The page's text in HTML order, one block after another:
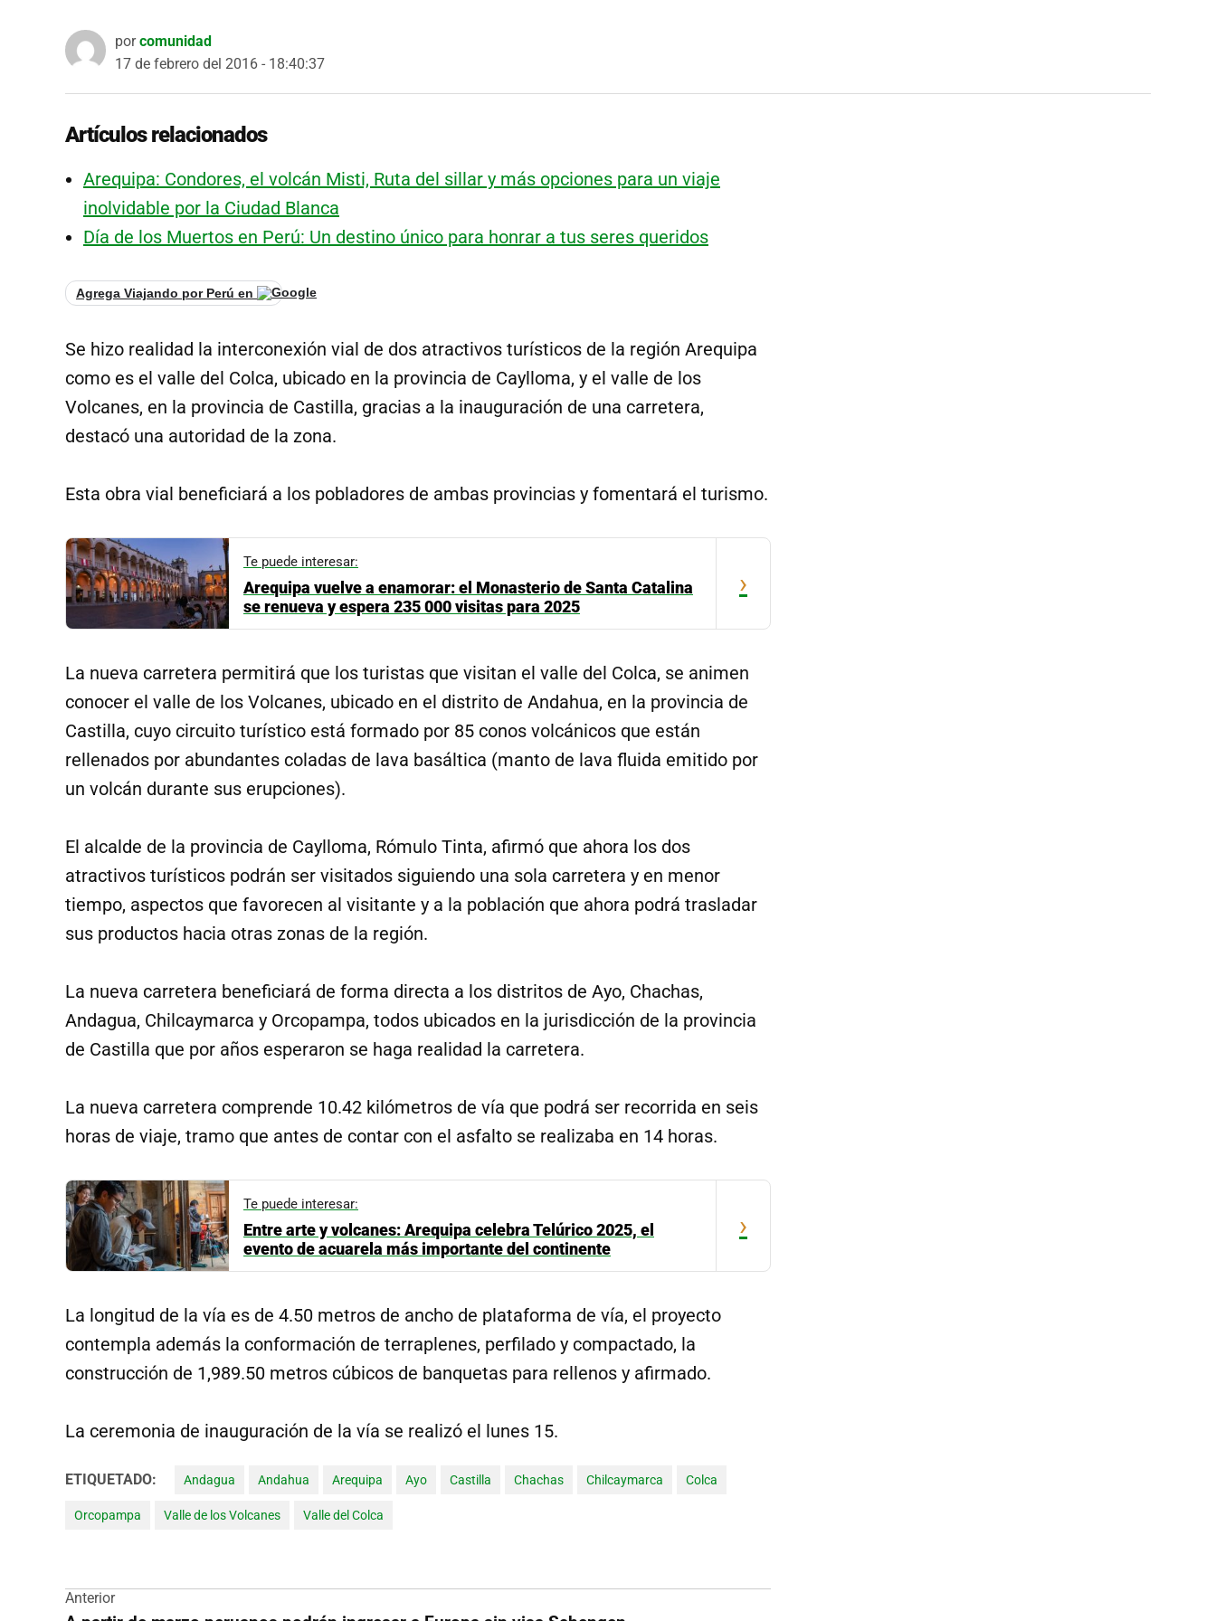
por comunidad
17 de febrero del 2016 - 18:40:37
Artículos relacionados
Arequipa: Condores, el volcán Misti, Ruta del sillar y más opciones para un viaje
inolvidable por la Ciudad Blanca
Día de los Muertos en Perú: Un destino único para honrar a tus seres queridos
Agrega Viajando por Perú en
Se hizo realidad la interconexión vial de dos atractivos turísticos de la región Arequipa
como es el valle del Colca, ubicado en la provincia de Caylloma, y el valle de los
Volcanes, en la provincia de Castilla, gracias a la inauguración de una carretera,
destacó una autoridad de la zona.
Esta obra vial beneficiará a los pobladores de ambas provincias y fomentará el turismo.
Te puede interesar:
Arequipa vuelve a enamorar: el Monasterio de Santa Catalina
se renueva y espera 235 000 visitas para 2025
›
La nueva carretera permitirá que los turistas que visitan el valle del Colca, se animen
conocer el valle de los Volcanes, ubicado en el distrito de Andahua, en la provincia de
Castilla, cuyo circuito turístico está formado por 85 conos volcánicos que están
rellenados por abundantes coladas de lava basáltica (manto de lava fluida emitido por
un volcán durante sus erupciones).
El alcalde de la provincia de Caylloma, Rómulo Tinta, afirmó que ahora los dos
atractivos turísticos podrán ser visitados siguiendo una sola carretera y en menor
tiempo, aspectos que favorecen al visitante y a la población que ahora podrá trasladar
sus productos hacia otras zonas de la región.
La nueva carretera beneficiará de forma directa a los distritos de Ayo, Chachas,
Andagua, Chilcaymarca y Orcopampa, todos ubicados en la jurisdicción de la provincia
de Castilla que por años esperaron se haga realidad la carretera.
La nueva carretera comprende 10.42 kilómetros de vía que podrá ser recorrida en seis
horas de viaje, tramo que antes de contar con el asfalto se realizaba en 14 horas.
Te puede interesar:
Entre arte y volcanes: Arequipa celebra Telúrico 2025, el
evento de acuarela más importante del continente
›
La longitud de la vía es de 4.50 metros de ancho de plataforma de vía, el proyecto
contempla además la conformación de terraplenes, perfilado y compactado, la
construcción de 1,989.50 metros cúbicos de banquetas para rellenos y afirmado.
La ceremonia de inauguración de la vía se realizó el lunes 15.
ETIQUETADO: Andagua Andahua Arequipa Ayo Castilla Chachas Chilcaymarca Colca
Orcopampa Valle de los Volcanes Valle del Colca
Navegación
Anterior